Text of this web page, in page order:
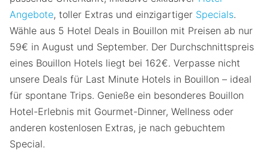
Angebote, toller Extras und einzigartiger Specials.
Wähle aus 5 Hotel Deals in Bouillon mit Preisen ab nur
59€ in August und September. Der Durchschnittspreis
eines Bouillon Hotels liegt bei 162€. Verpasse nicht
unsere Deals für Last Minute Hotels in Bouillon – ideal
für spontane Trips. Genieße ein besonderes Bouillon
Hotel-Erlebnis mit Gourmet-Dinner, Wellness oder
anderen kostenlosen Extras, je nach gebuchtem
Special.